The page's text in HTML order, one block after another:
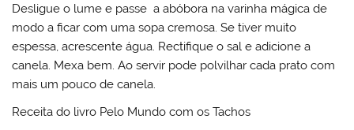
Desligue o lume e passe a abóbora na varinha mágica de
modo a ficar com uma sopa cremosa. Se tiver muito
espessa, acrescente água. Rectifique o sal e adicione a
canela. Mexa bem. Ao servir pode polvilhar cada prato com
mais um pouco de canela.
Receita do livro Pelo Mundo com os Tachos